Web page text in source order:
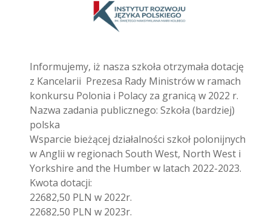
Informujemy, iż nasza szkoła otrzymała dotację
z Kancelarii Prezesa Rady Ministrów w ramach
konkursu Polonia i Polacy za granicą w 2022 r.
Nazwa zadania publicznego: Szkoła (bardziej)
polska
Wsparcie bieżącej działalności szkoł polonijnych
w Anglii w regionach South West, North West i
Yorkshire and the Humber w latach 2022-2023.
Kwota dotacji:
22682,50 PLN w 2022r.
22682,50 PLN w 2023r.